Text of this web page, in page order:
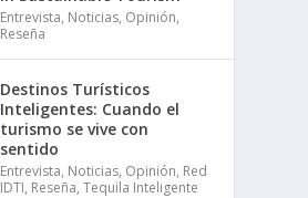
Entrevista, Noticias, Opinión,
Reseña
Destinos Turísticos
Inteligentes: Cuando el
turismo se vive con
sentido
Entrevista, Noticias, Opinión, Red
IDTI, Reseña,Tequila Inteligente